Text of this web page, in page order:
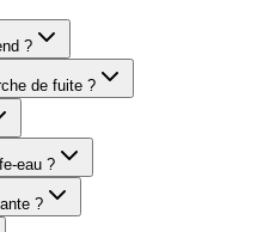
?
de fuite ?
eau ?
?